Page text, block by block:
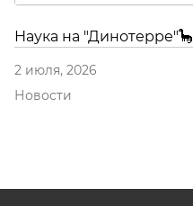
Наука на "Динотерре"🦕
2 июля, 2026
Новости